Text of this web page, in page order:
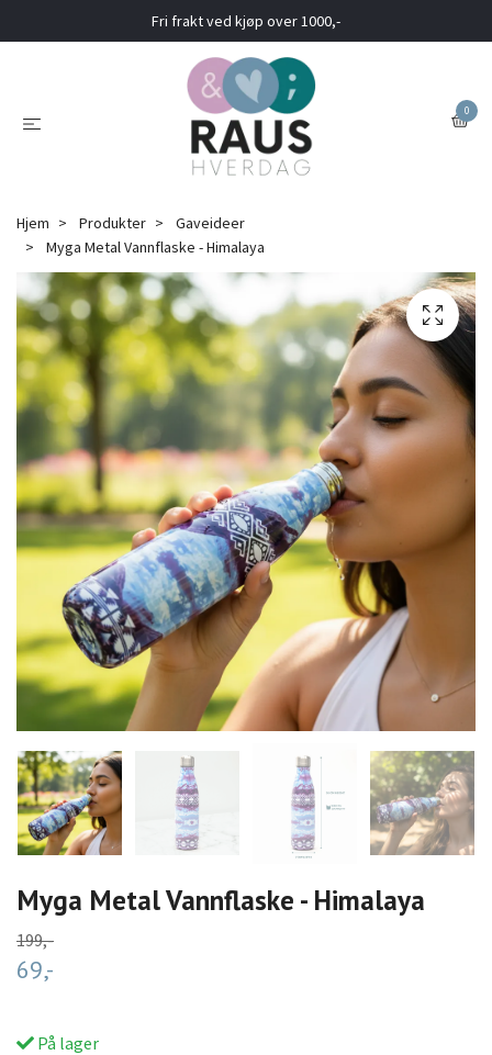
Fri frakt ved kjøp over 1000,-
0
Hjem Produkter
Gaveideer
Myga Metal Vannflaske - Himalaya
Myga Metal Vannflaske - Himalaya
199,-
69,-
På lager